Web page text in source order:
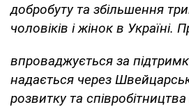
добробуту та збільшення
чоловіків і жінок в Україні.
впроваджується за
надається через
розвитку та співробітництва